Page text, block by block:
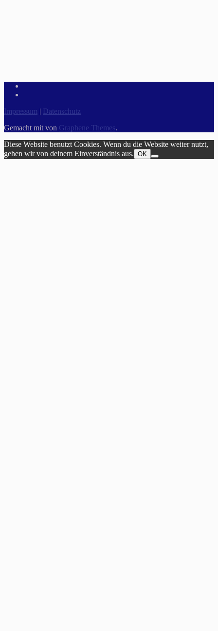
Impressum | Datenschutz
Gemacht mit von Graphene Themes.
Diese Website benutzt Cookies. Wenn du die Website weiter nutzt,
gehen wir von deinem Einverständnis aus. OK